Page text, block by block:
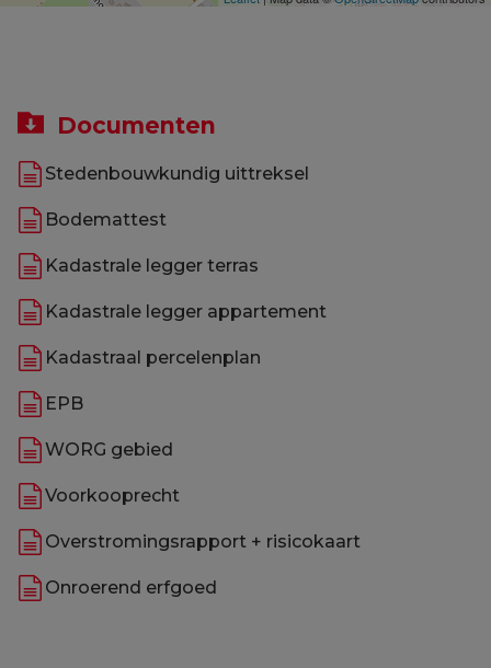
Documenten
Stedenbouwkundig uittreksel
Bodemattest
Kadastrale legger terras
Kadastrale legger appartement
Kadastraal percelenplan
EPB
WORG gebied
Voorkooprecht
Overstromingsrapport + risicokaart
Onroerend erfgoed